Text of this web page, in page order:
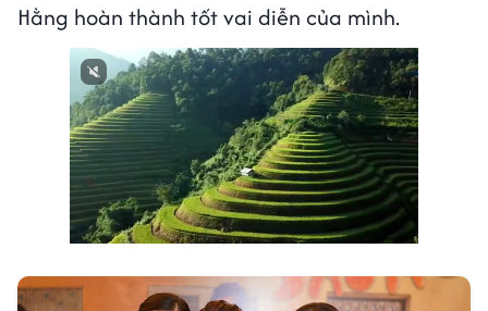
Hằng hoàn thành tốt vai diễn của mình.